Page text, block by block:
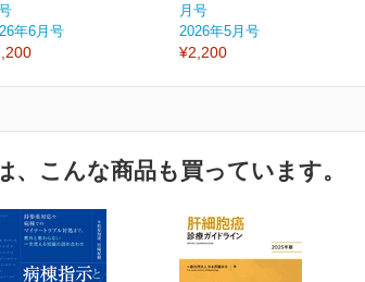
年6月号
月号
2026年5月号
¥2,200
、こんな商品も買っています。